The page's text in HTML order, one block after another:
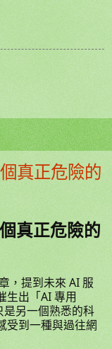
真正危險的
真正危險的
，提到未來 AI 服
生出「AI 專用
另一個熟悉的科
受到一種與過往網